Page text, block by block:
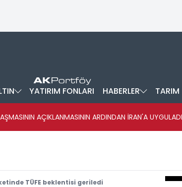
YATIRIM FONLARI HABERLER TARIM
AÇIKLANMASININ ARDINDAN İRAN'A
TÜFE beklentisi geriledi